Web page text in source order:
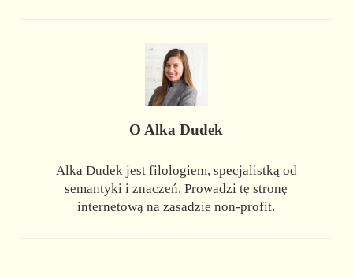
O Alka Dudek
Alka Dudek jest filologiem, specjalistką od
semantyki i znaczeń. Prowadzi tę stronę
internetową na zasadzie non-profit.